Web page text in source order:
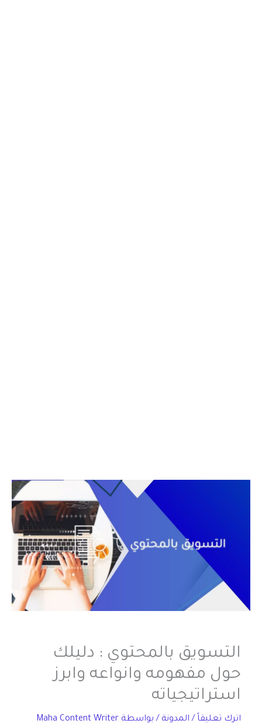
التسويق بالمحتوي : دليلك
حول مفهومه وانواعه وابرز
استراتيجياته
اترك تعليقاً / المدونة / بواسطة Maha Content Writer